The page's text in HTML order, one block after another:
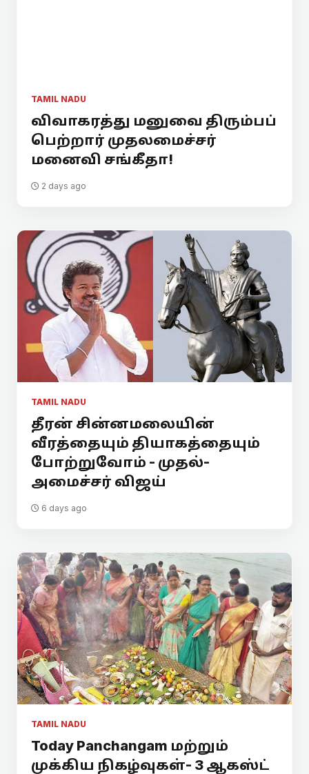
TAMIL NADU
விவாகரத்து மனுவை திரும்பப்
பெற்றார் முதலமைச்சர்
மனைவி சங்கீதா!
2 days ago
TAMIL NADU
தீரன் சின்னமலையின்
வீரத்தையும் தியாகத்தையும்
போற்றுவோம் - முதல்-
அமைச்சர் விஜய்
6 days ago
TAMIL NADU
Today Panchangam மற்றும்
முக்கிய நிகழ்வுகள்- 3 ஆகஸ்ட்